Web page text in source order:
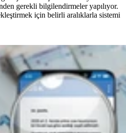
gerekli bilgilendirmeler yapılıyor.
için belirli aralıklarla sistemi